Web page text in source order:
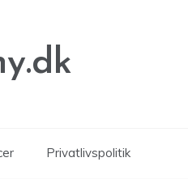
Privatlivspolitik